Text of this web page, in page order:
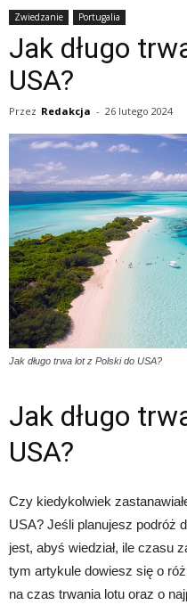
Zwiedzanie Portugalia
Jak długo
USA?
Przez Redakcja - 26 lutego 2024
Jak długo trwa lot z Polski do USA?
Jak długo
USA?
Czy kiedykolwiek
USA? Jeśli planujesz podróż
jest, abyś wiedział, ile czasu
tym artykule dowiesz się o
na czas trwania lotu oraz o